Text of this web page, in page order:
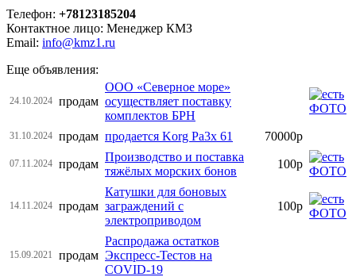
Телефон: +78123185204
Контактное лицо: Менеджер КМЗ
Email: info@kmz1.ru
Еще объявления:
24.10.2024 продам
ООО «Северное море»
осуществляет поставку
комплектов БРН
31.10.2024 продам продается Korg Pa3x 61 70000р
07.11.2024 продам
Производство и поставка
тяжёлых морских бонов
100р
14.11.2024 продам
Катушки для боновых
заграждений с
электроприводом
100р
15.09.2021 продам
Распродажа остатков
Экспресс-Тестов на
COVID-19